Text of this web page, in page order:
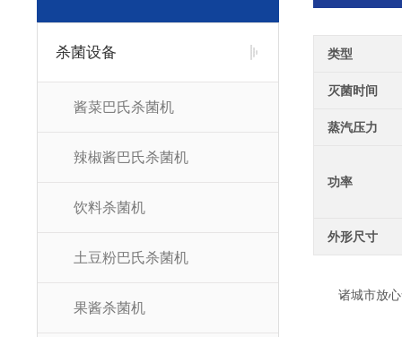
杀菌设备
酱菜巴氏杀菌机
辣椒酱巴氏杀菌机
饮料杀菌机
土豆粉巴氏杀菌机
果酱杀菌机
类型
灭菌时间
蒸汽压力
功率
外形尺寸
诸城市放心